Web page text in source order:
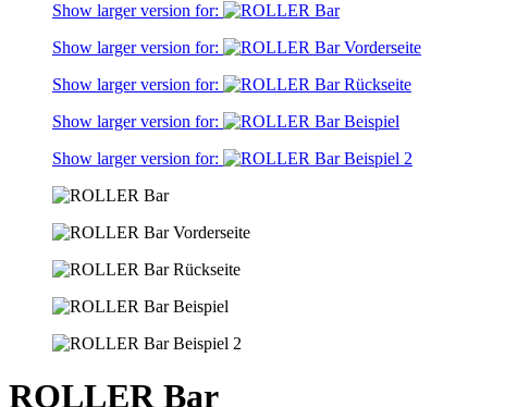
Show larger version for:
Show larger version for:
Show larger version for:
Show larger version for:
Show larger version for:
ROLLER Bar